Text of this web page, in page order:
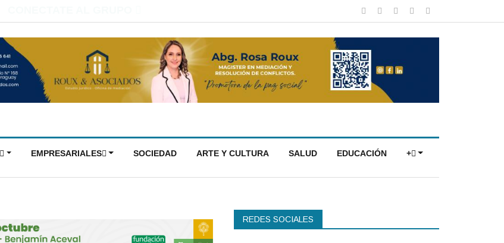
EMPRESARIALES SOCIEDAD ARTE Y CULTURA SALUD EDUCACIÓN +
REDES SOCIALES